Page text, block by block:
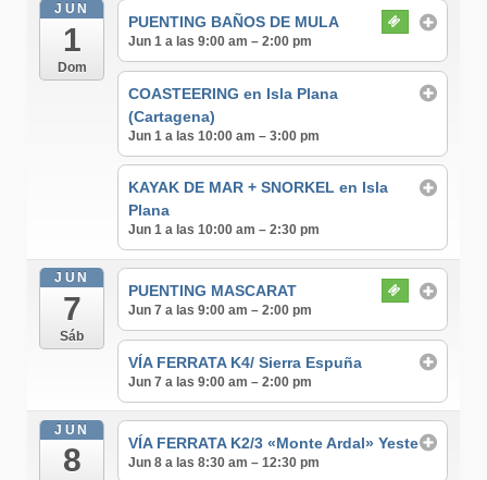
JUN
1
Dom
PUENTING BAÑOS DE MULA
Jun 1 a las 9:00 am – 2:00 pm
COASTEERING en Isla Plana
(Cartagena)
Jun 1 a las 10:00 am – 3:00 pm
KAYAK DE MAR + SNORKEL en Isla
Plana
Jun 1 a las 10:00 am – 2:30 pm
JUN
7
Sáb
PUENTING MASCARAT
Jun 7 a las 9:00 am – 2:00 pm
VÍA FERRATA K4/ Sierra Espuña
Jun 7 a las 9:00 am – 2:00 pm
JUN
8 VÍA FERRATA K2/3 «Monte Ardal» Yeste
Jun 8 a las 8:30 am – 12:30 pm